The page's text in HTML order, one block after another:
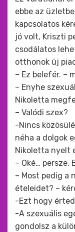
ebbe az
kapcsolatos
jó volt, Kriszti
csodálatos
otthonok új
– Ez belefér. –
– Enyhe
Nikoletta
– Valódi szex?
-Nincs
néha a dolgok
Nikoletta nyelt
– Oké… persze.
– Most pedig a
ételeidet? –
-Ezt hogy
-A szexuális
gondolsz a